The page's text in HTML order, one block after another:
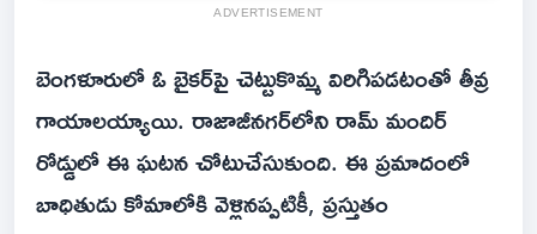
ADVERTISEMENT
బెంగళూరులో ఓ బైకర్‌పై చెట్టుకొమ్మ విరిగిపడటంతో తీవ్ర
గాయాలయ్యాయి. రాజాజీనగర్‌లోని రామ్ మందిర్
రోడ్డులో ఈ ఘటన చోటుచేసుకుంది. ఈ ప్రమాదంలో
బాధితుడు కోమాలోకి వెళ్లినప్పటికీ, ప్రస్తుతం